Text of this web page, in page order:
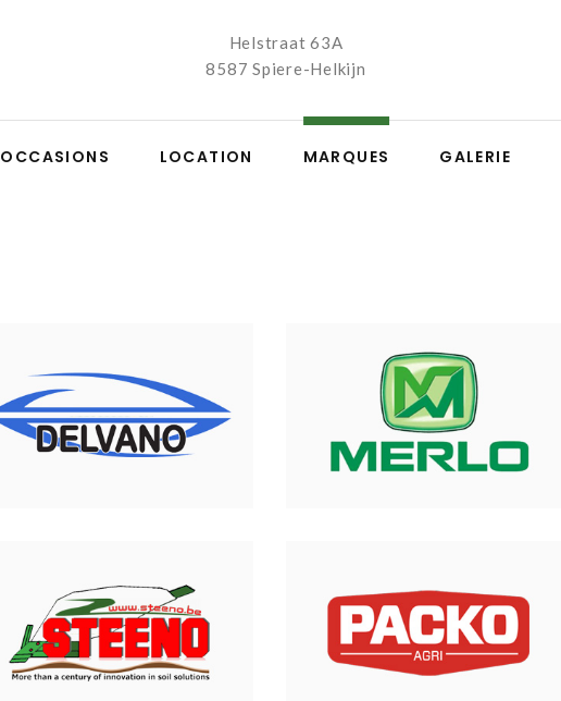
Helstraat 63A
8587 Spiere-Helkijn
OCCASIONS LOCATION MARQUES GALERIE